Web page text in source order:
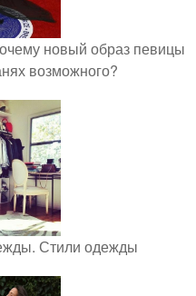
новый образ певицы
возможного?
Стили одежды